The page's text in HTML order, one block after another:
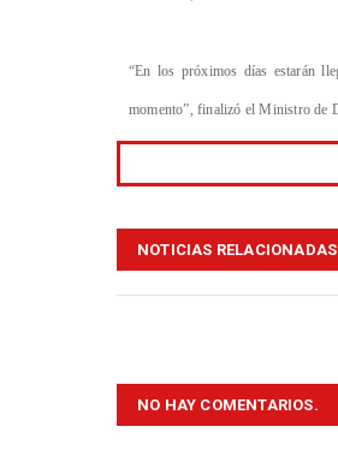
“En los próximos días estarán
momento”, finalizó el Ministro de
NOTICIAS RELACIONADAS
NO HAY COMENTARIOS.